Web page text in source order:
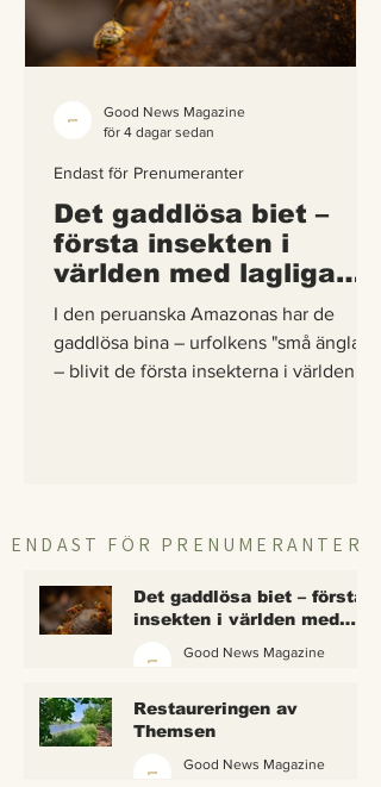
Det gaddlösa biet –
första insekten i
världen med lagliga
rättigheter
I den peruanska Amazonas har de
gaddlösa bina – urfolkens "små änglar"
– blivit de första insekterna i världen att
Endast för Prenumeranter
Good News Magazine
för 4 dagar sedan
ENDAST FÖR PRENUMERANTER
Det gaddlösa biet – första
insekten i världen med
Good News Magazine
Restaureringen av
Themsen
Good News Magazine